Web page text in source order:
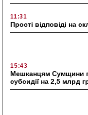
11:31
Прості відповіді на
15:43
Мешканцям Сумщини
субсидії на 2,5 млрд